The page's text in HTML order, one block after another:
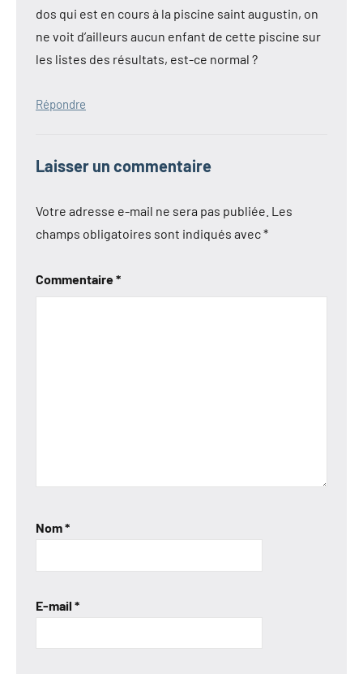
dos qui est en cours à la piscine saint augustin, on
ne voit d’ailleurs aucun enfant de cette piscine sur
les listes des résultats, est-ce normal ?
Répondre
Laisser un commentaire
Votre adresse e-mail ne sera pas publiée. Les
champs obligatoires sont indiqués avec*
Commentaire*
Nom*
E-mail *